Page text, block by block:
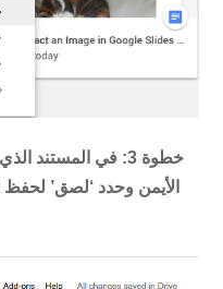
خطوة 3:
في المستند
الأيمن وحدد ‘لصق’